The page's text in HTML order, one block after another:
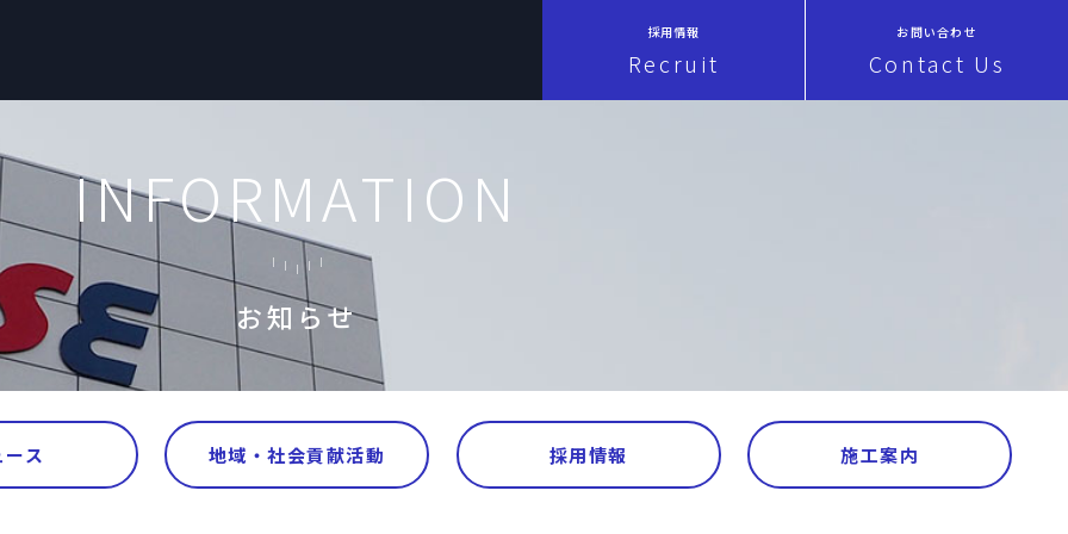
採用情報
Recruit
お問い合わせ
Contact Us
INFORMATION
お知らせ
ス 地域・社会貢献活動 採用情報 施工案内